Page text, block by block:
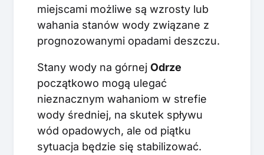
miejscami możliwe są wzrosty lub
wahania stanów wody związane z
prognozowanymi opadami deszczu.
Stany wody na górnej Odrze
początkowo mogą ulegać
nieznacznym wahaniom w strefie
wody średniej, na skutek spływu
wód opadowych, ale od piątku
sytuacja będzie się stabilizować.